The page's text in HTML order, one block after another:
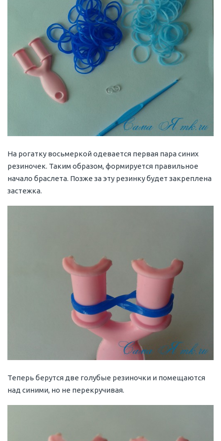
На рогатку восьмеркой одевается первая пара синих
резиночек. Таким образом, формируется правильное
начало браслета. Позже за эту резинку будет закреплена
застежка.
Теперь берутся две голубые резиночки и помещаются
над синими, но не перекручивая.